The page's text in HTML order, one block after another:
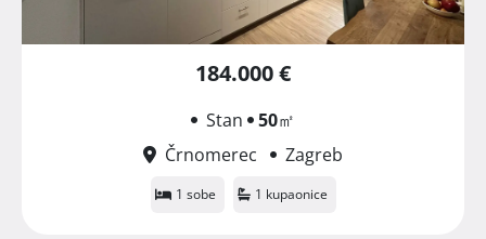
184.000 €
Stan 50㎡
Črnomerec
Zagreb
1 sobe 1 kupaonice